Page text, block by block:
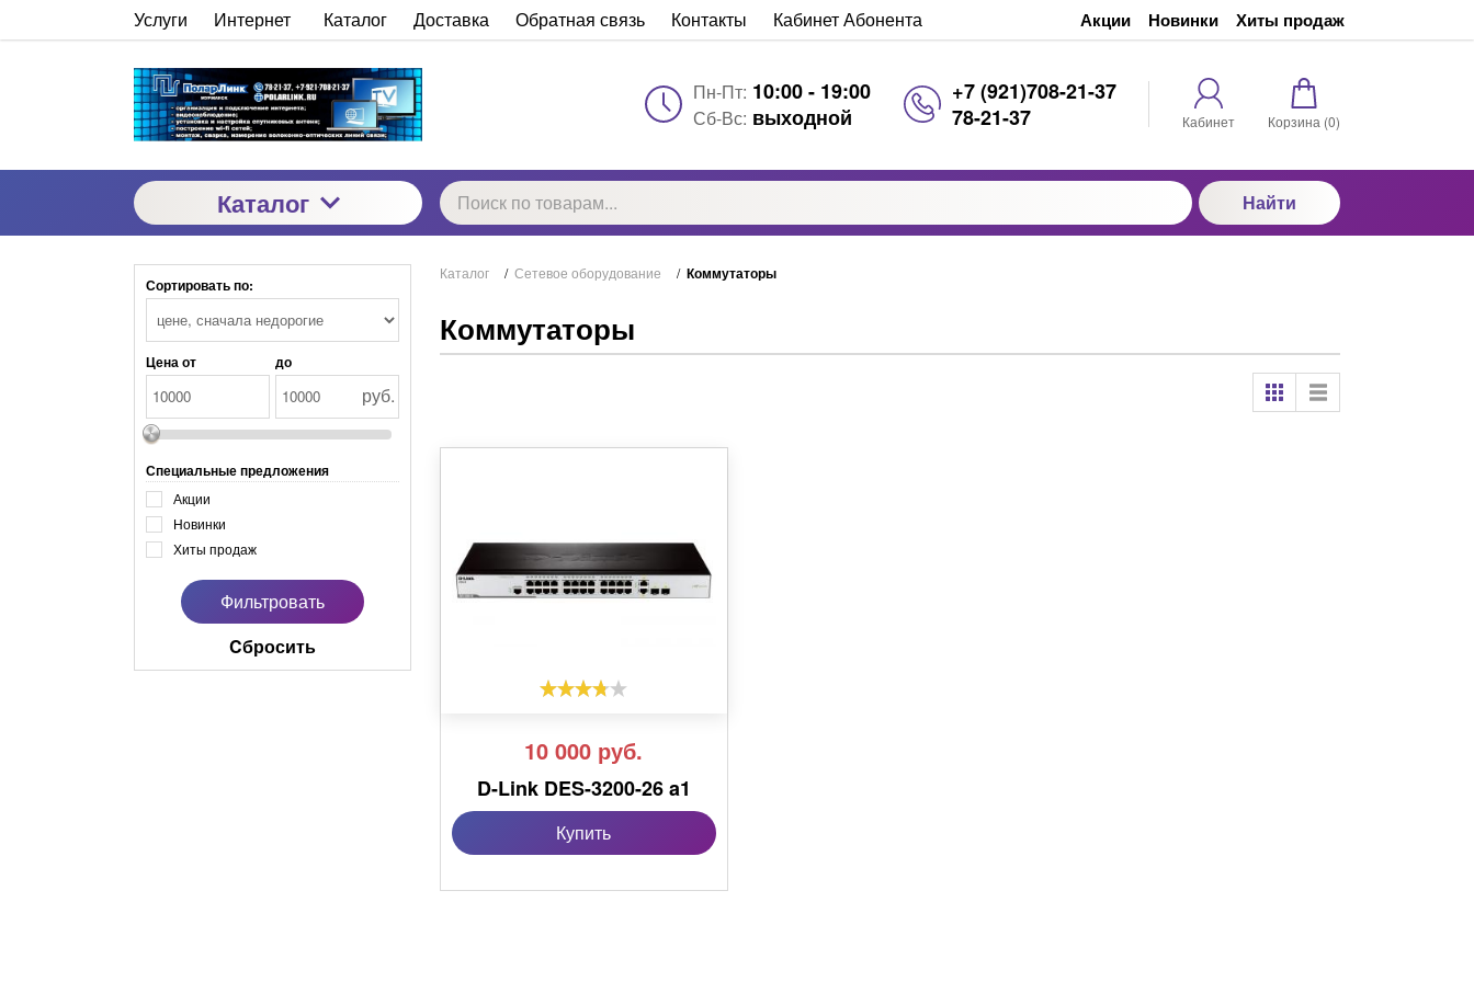
Услуги Интернет Каталог Доставка Обратная связь Контакты Кабинет Абонента Акции Новинки Хиты продаж
Пн-Пт: 10:00 - 19:00
Сб-Вс: выходной
+7 (921)708-21-37
78-21-37
Кабинет Корзина (0)
Каталог Найти
Сортировать по:
Цена от до
руб.
Специальные предложения
Акции
Новинки
Хиты продаж
Cбросить
Каталог / Сетевое оборудование / Коммутаторы
Коммутаторы
10 000 руб.
D-Link DES-3200-26 a1
Купить